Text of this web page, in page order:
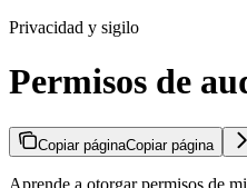
Privacidad y sigilo
Permisos de
Copiar páginaCopiar página
Aprende a otorgar permisos de